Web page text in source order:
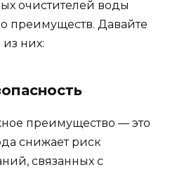
очистителей воды
преимуществ. Давайте
них:
преимущество — это
снижает риск
связанных с